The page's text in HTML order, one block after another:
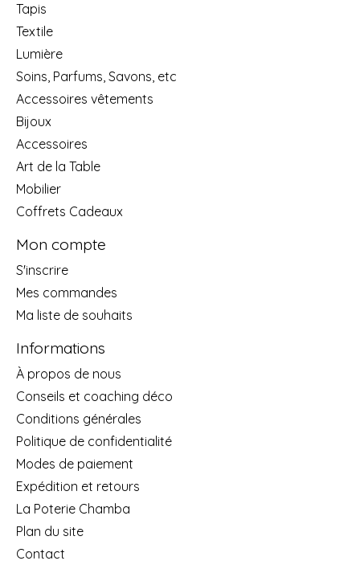
Tapis
Textile
Lumière
Soins, Parfums, Savons, etc
Accessoires vêtements
Bijoux
Accessoires
Art de la Table
Mobilier
Coffrets Cadeaux
Mon compte
S'inscrire
Mes commandes
Ma liste de souhaits
Informations
À propos de nous
Conseils et coaching déco
Conditions générales
Politique de confidentialité
Modes de paiement
Expédition et retours
La Poterie Chamba
Plan du site
Contact